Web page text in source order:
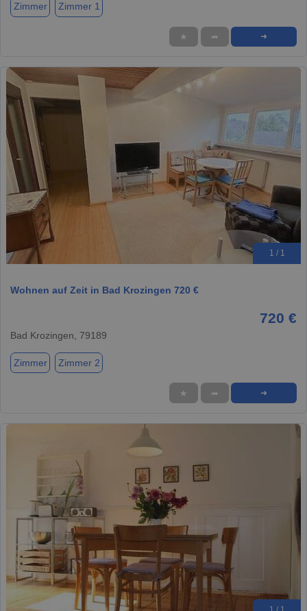
Zimmer Zimmer 1
★ ➦ ➜
1 / 1
Wohnen auf Zeit in Bad Krozingen 720 €
720 €
Bad Krozingen, 79189
Zimmer Zimmer 2
★ ➦ ➜